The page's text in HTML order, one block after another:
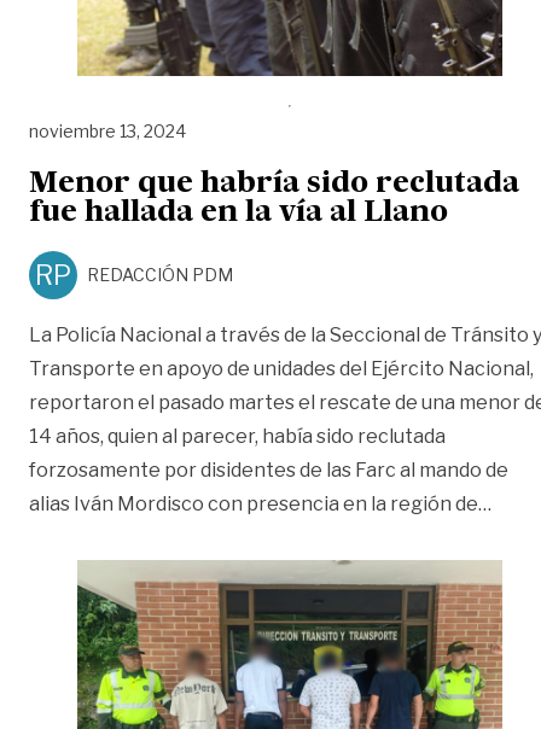
noviembre 13, 2024
Menor que habría sido reclutada
fue hallada en la vía al Llano
RP REDACCIÓN PDM
La Policía Nacional a través de la Seccional de Tránsito y
Transporte en apoyo de unidades del Ejército Nacional,
reportaron el pasado martes el rescate de una menor
14 años, quien al parecer, había sido reclutada
forzosamente por disidentes de las Farc al mando de
alias Iván Mordisco con presencia en la región de…